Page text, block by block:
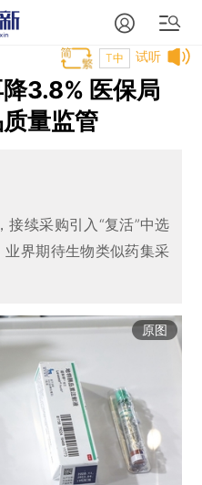
试听
T中
3.8% 医保局
量监管
续采购引入“复活”中选
界期待生物类似药集采
原图